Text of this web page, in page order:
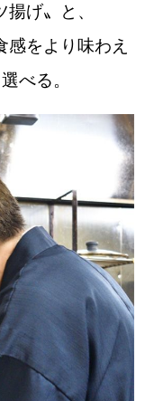
げ〟と、
をより味わえ
べる。